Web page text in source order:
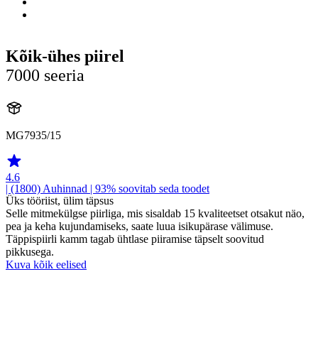
Kõik-ühes piirel
7000 seeria
MG7935/15
4.6
| (1800) Auhinnad | 93% soovitab seda toodet
Üks tööriist, ülim täpsus
Selle mitmekülgse piirliga, mis sisaldab 15 kvaliteetset otsakut näo,
pea ja keha kujundamiseks, saate luua isikupärase välimuse.
Täppispiirli kamm tagab ühtlase piiramise täpselt soovitud
pikkusega.
Kuva kõik eelised